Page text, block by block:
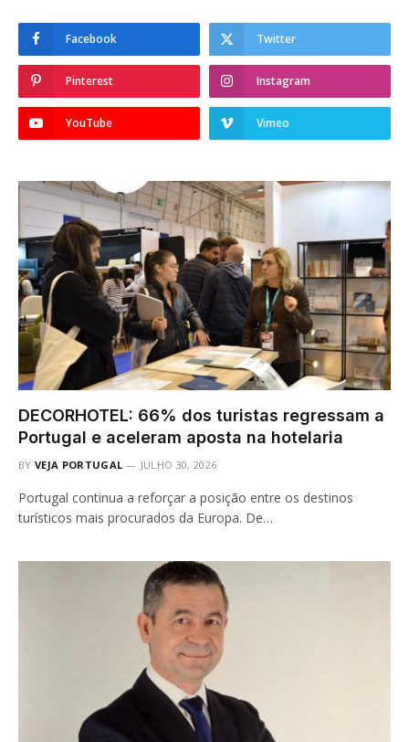
Facebook Twitter
Pinterest Instagram
YouTube Vimeo
DECORHOTEL: 66% dos turistas regressam a
Portugal e aceleram aposta na hotelaria
BY VEJA PORTUGAL JULHO 30, 2026
Portugal continua a reforçar a posição entre os destinos
turísticos mais procurados da Europa. De…